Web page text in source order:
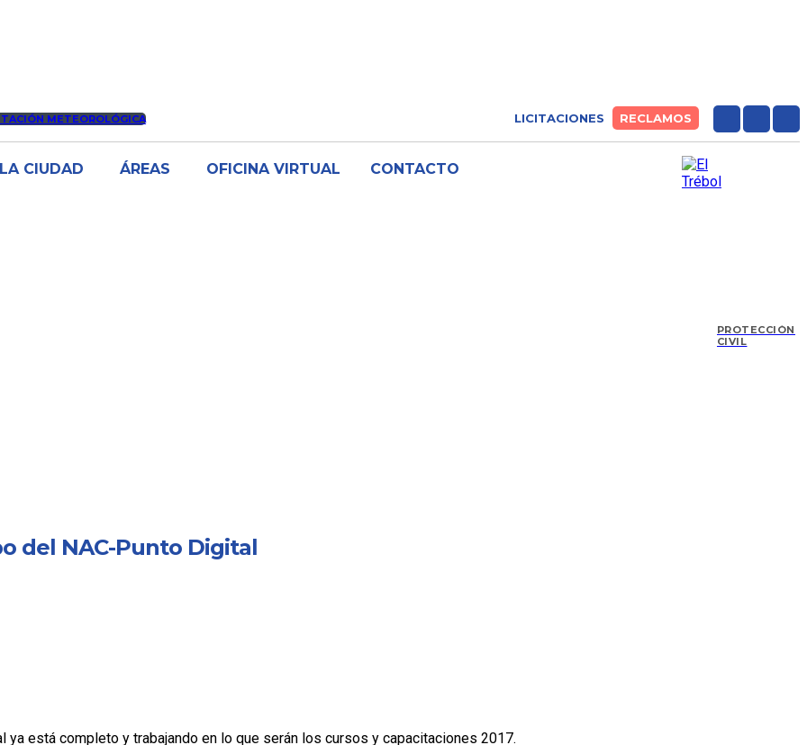
METEOROLÓGICA LICITACIONES RECLAMOS
LA CIUDAD ÁREAS OFICINA VIRTUAL CONTACTO
PROTECCIÓN
CIVIL
del NAC-Punto Digital
está completo y trabajando en lo que serán los cursos y capacitaciones 2017.